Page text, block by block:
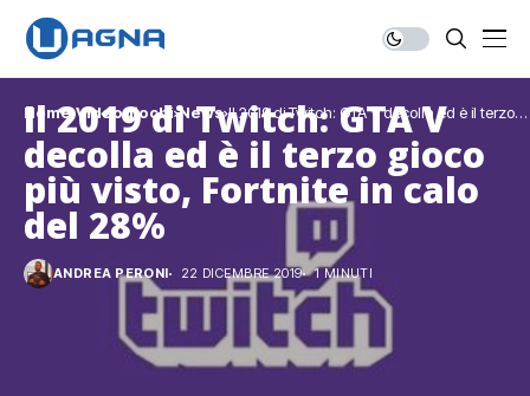
Home Videogiochi News Il 2019 di Twitch: GTA V decolla ed è il terzo
gioco più visto, Fortnite in calo del 28%
Il 2019 di Twitch: GTA V
decolla ed è il terzo gioco
più visto, Fortnite in calo
del 28%
ANDREA PERONI 22 DICEMBRE 2019 1 MINUTI